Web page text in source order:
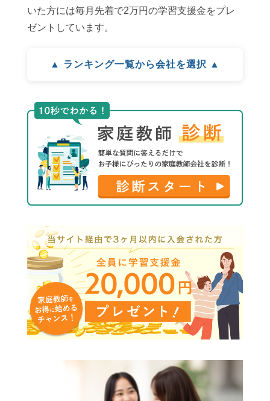
いた方には毎月先着で2万円の学習支援金をプレ
ゼントしています。
▲ ランキング一覧から会社を選択 ▲